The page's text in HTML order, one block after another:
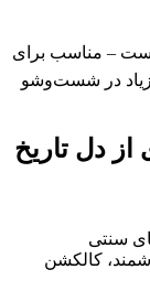
– مناسب برای
زیاد در شست‌وشو
دل تاریخ
سنتی
کالکشن